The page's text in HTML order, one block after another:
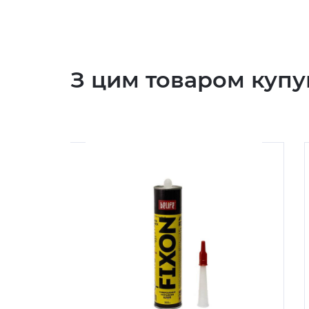
З цим товаром